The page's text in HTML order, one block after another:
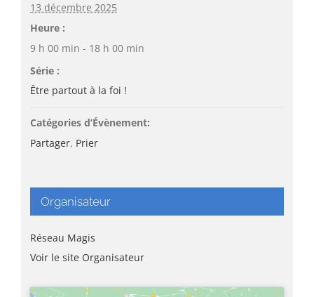
13 décembre 2025
Heure :
9 h 00 min - 18 h 00 min
Série :
Être partout à la foi !
Catégories d’Évènement:
Partager, Prier
Organisateur
Réseau Magis
Voir le site Organisateur